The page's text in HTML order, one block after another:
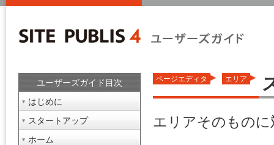
ユーザーズガイド目次
はじめに
スタートアップ
ホーム
ページエディタ エリア
エリアそのもの